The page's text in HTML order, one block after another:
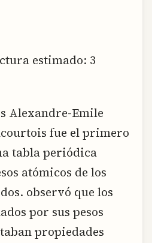
estimado: 3
Alexandre-Emile
fue el primero
tabla periódica
atómicos de los
observó que los
por sus pesos
propiedades